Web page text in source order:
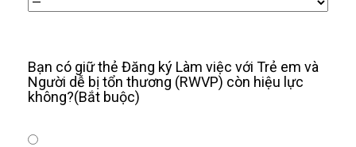
Bạn có giữ thẻ Đăng ký Làm việc với Trẻ em và
Người dễ bị tổn thương (RWVP) còn hiệu lực
không?(Bắt buộc)